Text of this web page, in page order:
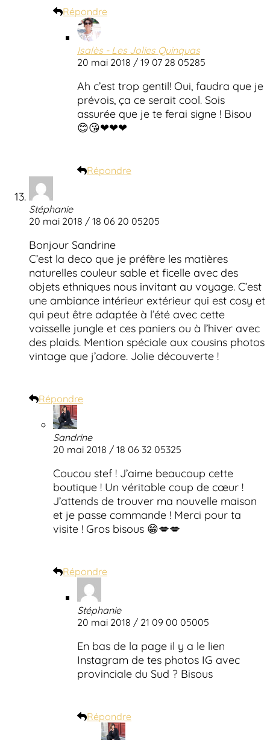
Répondre
Isalès - Les Jolies Quinquas
20 mai 2018 / 19 07 28 05285
Ah c’est trop gentil! Oui, faudra que je
prévois, ça ce serait cool. Sois
assurée que je te ferai signe ! Bisou
😊😘❤❤❤
Répondre
Stéphanie
20 mai 2018 / 18 06 20 05205
Bonjour Sandrine
C’est la deco que je préfère les matières
naturelles couleur sable et ficelle avec des
objets ethniques nous invitant au voyage. C’est
une ambiance intérieur extérieur qui est cosy et
qui peut être adaptée à l’été avec cette
vaisselle jungle et ces paniers ou à l’hiver avec
des plaids. Mention spéciale aux cousins photos
vintage que j’adore. Jolie découverte !
Répondre
Sandrine
20 mai 2018 / 18 06 32 05325
Coucou stef ! J’aime beaucoup cette
boutique ! Un véritable coup de cœur !
J’attends de trouver ma nouvelle maison
et je passe commande ! Merci pour ta
visite ! Gros bisous 😁💋💋
Répondre
Stéphanie
20 mai 2018 / 21 09 00 05005
En bas de la page il y a le lien
Instagram de tes photos IG avec
provinciale du Sud ? Bisous
Répondre